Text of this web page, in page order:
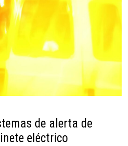
de alerta de
eléctrico